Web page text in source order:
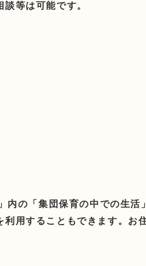
等は可能です。
」内の「集団保育の中での生
用することもできます。お